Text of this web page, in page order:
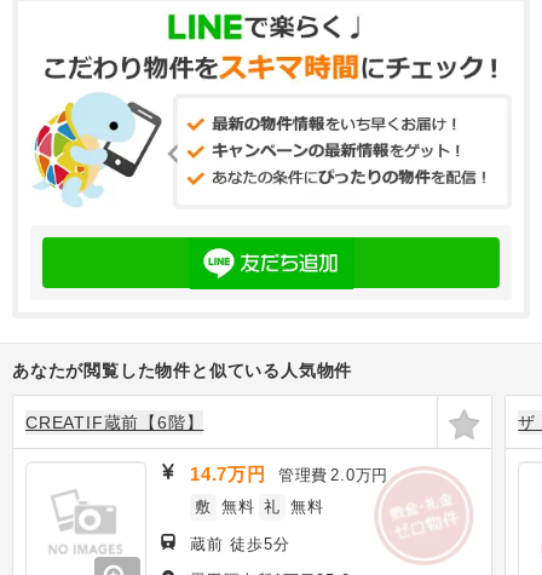
あなたが閲覧した物件と似ている人気物件
CREATIF蔵前【6階】
14.7万円 管理費 2.0万円
敷 無料 礼 無料
蔵前 徒歩5分
ザ